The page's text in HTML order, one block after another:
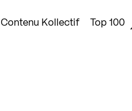
Contenu Kollectif Top 100